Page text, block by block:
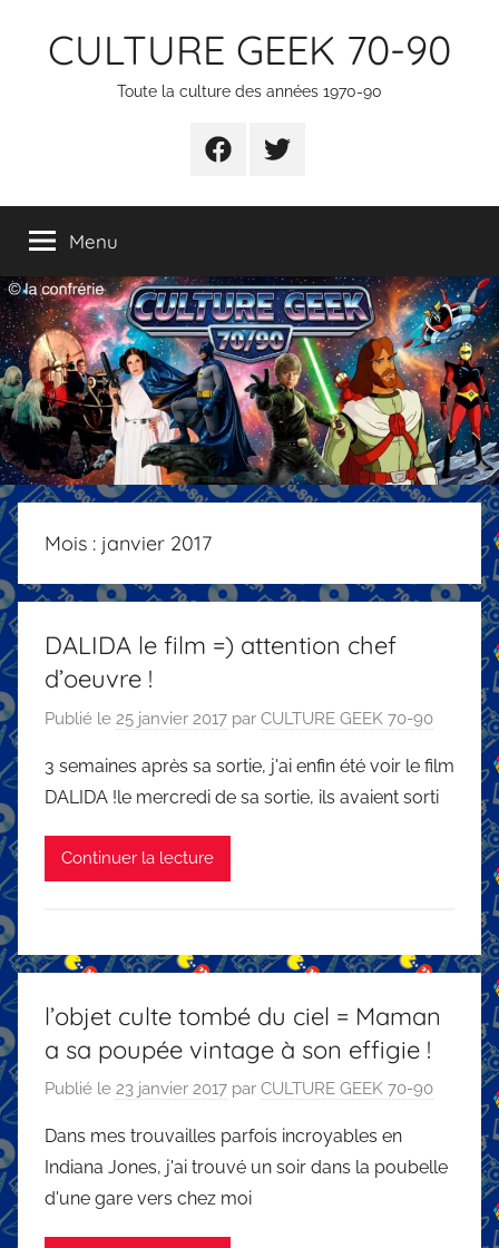
CULTURE GEEK 70-90
Toute la culture des années 1970-90
FB TW
Menu
Mois : janvier 2017
DALIDA le film =) attention chef
d’oeuvre !
Publié le 25 janvier 2017 par CULTURE GEEK 70-90
3 semaines après sa sortie, j'ai enfin été voir le film
DALIDA !le mercredi de sa sortie, ils avaient sorti
Continuer la lecture
l’objet culte tombé du ciel = Maman
a sa poupée vintage à son effigie !
Publié le 23 janvier 2017 par CULTURE GEEK 70-90
Dans mes trouvailles parfois incroyables en
Indiana Jones, j'ai trouvé un soir dans la poubelle
d'une gare vers chez moi